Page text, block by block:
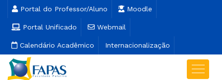
Portal do Professor/Aluno Moodle
Portal Unificado Webmail
Calendário Acadêmico Internacionalização